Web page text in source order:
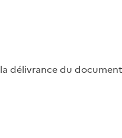
délivrance du